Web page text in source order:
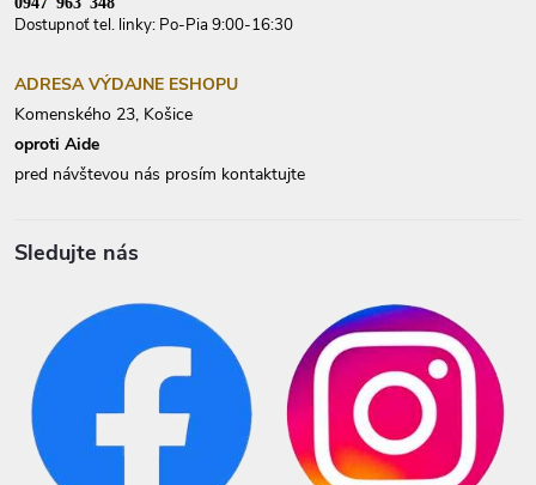
Dostupnoť tel. linky: Po-Pia 9:00-16:30
ADRESA VÝDAJNE ESHOPU
Komenského 23, Košice
oproti Aide
pred návštevou nás prosím kontaktujte
Sledujte nás